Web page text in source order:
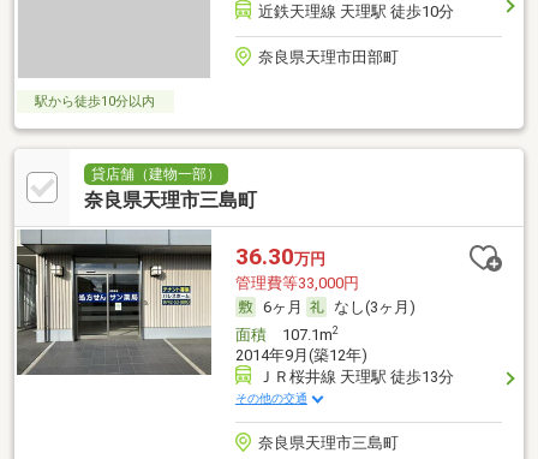
近鉄天理線 天理駅 徒歩10分
奈良県天理市田部町
駅から徒歩10分以内
貸店舗（建物一部）
奈良県天理市三島町
36.30万円
管理費等33,000円
6ヶ月
なし(3ヶ月)
面積107.1m2
2014年9月(築12年)
ＪＲ桜井線 天理駅 徒歩13分
その他の交通
奈良県天理市三島町